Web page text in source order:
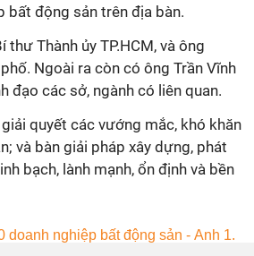
bất động sản trên địa bàn.
thư Thành ủy TP.HCM, và ông
Ngoài ra còn có ông Trần Vĩnh
đạo các sở, ngành có liên quan.
quyết các vướng mắc, khó khăn
và bàn giải pháp xây dựng, phát
bạch, lành mạnh, ổn định và bền